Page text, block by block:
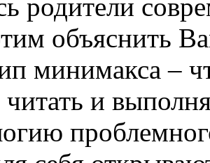
родители
объяснить
минимакса –
и